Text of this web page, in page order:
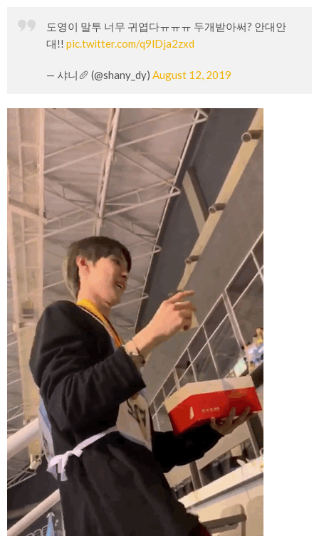
도영이 말투 너무 귀엽다ㅠㅠㅠ 두개받아써? 안대안
대!! pic.twitter.com/q9lDja2zxd
— 샤니🥖 (@shany_dy) August 12, 2019